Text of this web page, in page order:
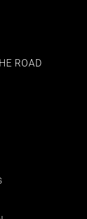
ROAD